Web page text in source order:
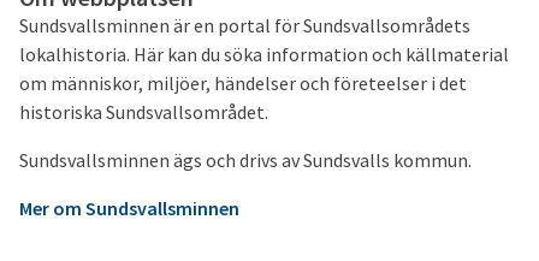
Sundsvallsminnen är en portal för Sundsvallsområdets
lokalhistoria. Här kan du söka information och källmaterial
om människor, miljöer, händelser och företeelser i det
historiska Sundsvallsområdet.
Sundsvallsminnen ägs och drivs av Sundsvalls kommun.
Mer om Sundsvallsminnen